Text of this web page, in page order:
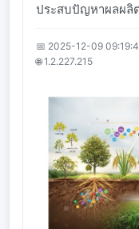
ประสบปัญหาผลผลิ
📅 2025-12-09
🌐 1.2.227.215